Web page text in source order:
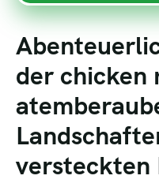
der chicken
versteckten